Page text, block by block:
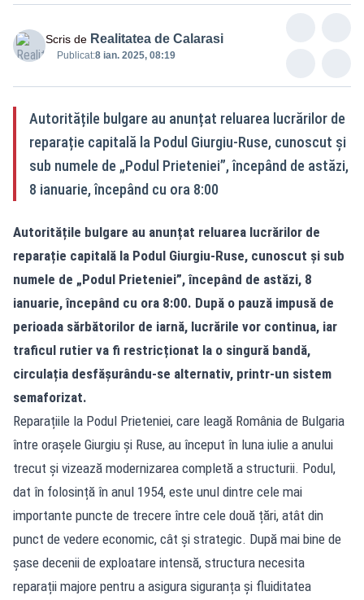
Scris de Realitatea de Calarasi
Publicat:8 ian. 2025, 08:19
Autoritățile bulgare au anunțat reluarea lucrărilor de
reparație capitală la Podul Giurgiu-Ruse, cunoscut și
sub numele de „Podul Prieteniei”, începând de astăzi,
8 ianuarie, începând cu ora 8:00
Autoritățile bulgare au anunțat reluarea lucrărilor de
reparație capitală la Podul Giurgiu-Ruse, cunoscut și sub
numele de „Podul Prieteniei”, începând de astăzi, 8
ianuarie, începând cu ora 8:00. După o pauză impusă de
perioada sărbătorilor de iarnă, lucrările vor continua, iar
traficul rutier va fi restricționat la o singură bandă,
circulația desfășurându-se alternativ, printr-un sistem
semaforizat.
Reparațiile la Podul Prieteniei, care leagă România de Bulgaria
între orașele Giurgiu și Ruse, au început în luna iulie a anului
trecut și vizează modernizarea completă a structurii. Podul,
dat în folosință în anul 1954, este unul dintre cele mai
importante puncte de trecere între cele două țări, atât din
punct de vedere economic, cât și strategic. După mai bine de
șase decenii de exploatare intensă, structura necesita
reparații majore pentru a asigura siguranța și fluiditatea